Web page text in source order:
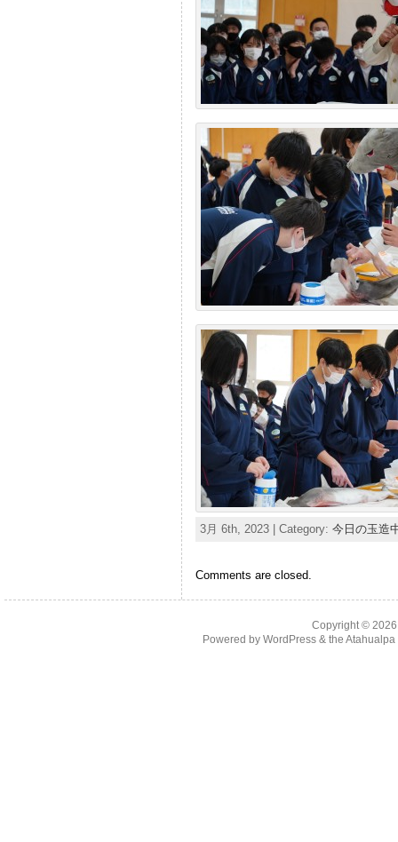
3月 6th, 2023 | Category: 今日の玉造
Comments are closed.
Copyright ©
Powered by WordPress& the Atahualpa